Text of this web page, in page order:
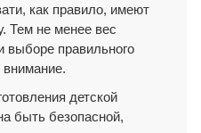
как правило, имеют
Тем не менее вес
выборе правильного
внимание.
детской
быть безопасной,